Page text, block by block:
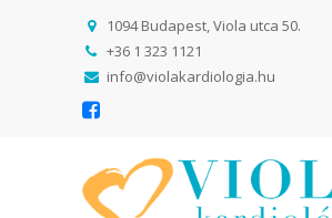
1094 Budapest, Viola utca 50.
+36 1 323 1121
info@violakardiologia.hu